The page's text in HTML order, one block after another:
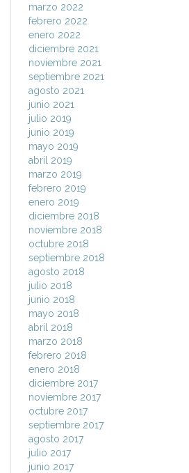
marzo 2022
febrero 2022
enero 2022
diciembre 2021
noviembre 2021
septiembre 2021
agosto 2021
junio 2021
julio 2019
junio 2019
mayo 2019
abril 2019
marzo 2019
febrero 2019
enero 2019
diciembre 2018
noviembre 2018
octubre 2018
septiembre 2018
agosto 2018
julio 2018
junio 2018
mayo 2018
abril 2018
marzo 2018
febrero 2018
enero 2018
diciembre 2017
noviembre 2017
octubre 2017
septiembre 2017
agosto 2017
julio 2017
junio 2017